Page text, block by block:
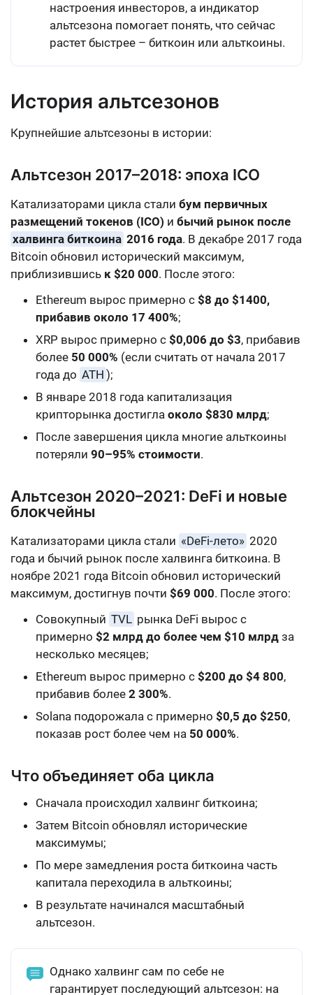
настроения инвесторов, а индикатор
альтсезона помогает понять, что сейчас
растет быстрее – биткоин или альткоины.
История альтсезонов
Крупнейшие альтсезоны в истории:
Альтсезон 2017–2018: эпоха ICO
Катализаторами цикла стали бум первичных
размещений токенов (ICO) и бычий рынок после
халвинга биткоина 2016 года. В декабре 2017 года
Bitcoin обновил исторический максимум,
приблизившись к $20 000. После этого:
Ethereum вырос примерно с $8 до $1400,
прибавив около 17 400%;
XRP вырос примерно с $0,006 до $3, прибавив
более 50 000% (если считать от начала 2017
года до ATH );
В январе 2018 года капитализация
крипторынка достигла около $830 млрд;
После завершения цикла многие альткоины
потеряли 90–95% стоимости.
Альтсезон 2020–2021: DeFi и новые
блокчейны
Катализаторами цикла стали «DeFi-лето» 2020
года и бычий рынок после халвинга биткоина. В
ноябре 2021 года Bitcoin обновил исторический
максимум, достигнув почти $69 000. После этого:
Совокупный TVL рынка DeFi вырос с
примерно $2 млрд до более чем $10 млрд за
несколько месяцев;
Ethereum вырос примерно с $200 до $4 800,
прибавив более 2 300%.
Solana подорожала c примерно $0,5 до $250,
показав рост более чем на 50 000%.
Что объединяет оба цикла
Сначала происходил халвинг биткоина;
Затем Bitcoin обновлял исторические
максимумы;
По мере замедления роста биткоина часть
капитала переходила в альткоины;
В результате начинался масштабный
альтсезон.
Однако халвинг сам по себе не
гарантирует последующий альтсезон: на